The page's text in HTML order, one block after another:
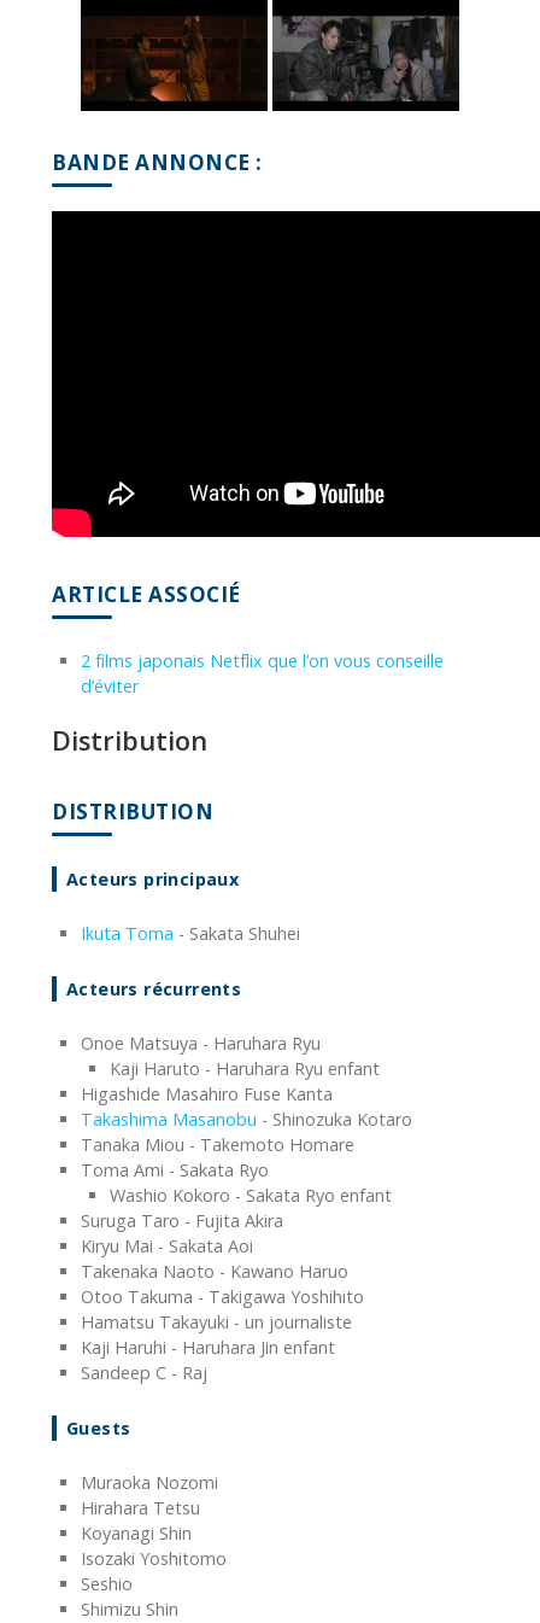
BANDE ANNONCE :
ARTICLE ASSOCIÉ
2 films japonais Netflix que l’on vous conseille
d’éviter
Distribution
DISTRIBUTION
Acteurs principaux
Ikuta Toma - Sakata Shuhei
Acteurs récurrents
Onoe Matsuya - Haruhara Ryu
Kaji Haruto - Haruhara Ryu enfant
Higashide Masahiro Fuse Kanta
Takashima Masanobu - Shinozuka Kotaro
Tanaka Miou - Takemoto Homare
Toma Ami - Sakata Ryo
Washio Kokoro - Sakata Ryo enfant
Suruga Taro - Fujita Akira
Kiryu Mai - Sakata Aoi
Takenaka Naoto - Kawano Haruo
Otoo Takuma - Takigawa Yoshihito
Hamatsu Takayuki - un journaliste
Kaji Haruhi - Haruhara Jin enfant
Sandeep C - Raj
Guests
Muraoka Nozomi
Hirahara Tetsu
Koyanagi Shin
Isozaki Yoshitomo
Seshio
Shimizu Shin